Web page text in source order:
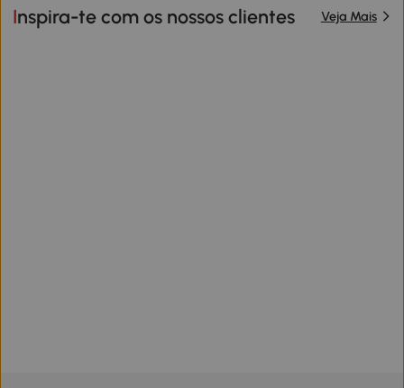
Inspira-te com os nossos clientes Veja Mais